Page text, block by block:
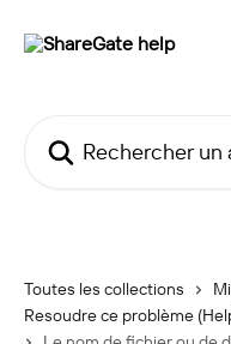
Toutes les collections
Resoudre ce problème